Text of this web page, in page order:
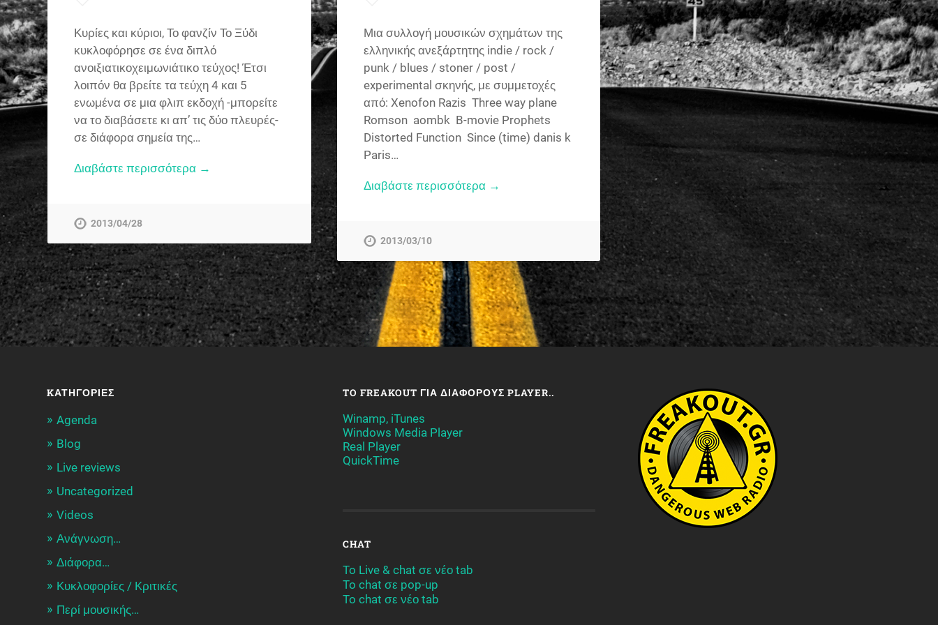
Κυρίες και κύριοι, Το φανζίν Το Ξύδι
κυκλοφόρησε σε ένα διπλό
ανοιξιατικοχειμωνιάτικο τεύχος! Έτσι
λοιπόν θα βρείτε τα τεύχη 4 και 5
ενωμένα σε μια φλιπ εκδοχή -μπορείτε
να το διαβάσετε κι απ’ τις δύο πλευρές-
σε διάφορα σημεία της…
Διαβάστε περισσότερα →
2013/04/28
Μια συλλογή μουσικών σχημάτων της
ελληνικής ανεξάρτητης indie / rock /
punk / blues / stoner / post /
experimental σκηνής, με συμμετοχές
από: Xenofon Razis Three way plane
Romson aombk B-movie Prophets
Distorted Function Since (time) danis k
Paris…
Διαβάστε περισσότερα →
2013/03/10
KΑΤΗΓΟΡΊΕΣ
Agenda
Blog
Live reviews
Uncategorized
Videos
Ανάγνωση…
Διάφορα…
Κυκλοφορίες / Kριτικές
Περί μουσικής…
TO FREAKOUT ΓΙΑ ΔΙΆΦΟΡΟΥΣ PLAYER..
Winamp, iTunes
Windows Media Player
Real Player
QuickTime
CHAT
To Live & chat σε νέο tab
To chat σε pop-up
To chat σε νέο tab